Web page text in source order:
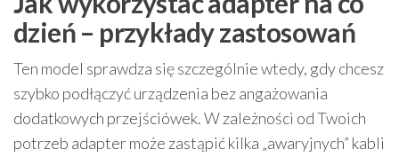
dzień – przykłady zastosowań
Ten model sprawdza się szczególnie wtedy, gdy chcesz
szybko podłączyć urządzenia bez angażowania
dodatkowych przejściówek. W zależności od Twoich
potrzeb adapter może zastąpić kilka „awaryjnych” kabli